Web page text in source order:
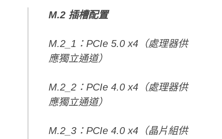
M.2 插槽配置
M.2_1：PCIe 5.0 x4（處理器供
應獨立通道）
M.2_2：PCIe 4.0 x4（處理器供
應獨立通道）
M.2_3：PCIe 4.0 x4（晶片組供